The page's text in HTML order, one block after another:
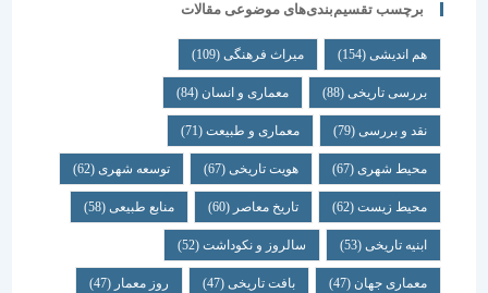
برچسب تقسیم‌بندی‌های موضوعی مقالات
هم اندیشی (154) میراث فرهنگی (109)
بررسی تاریخی (88) معماری و انسان (84)
نقد و بررسی (79) معماری و طبیعت (71)
محیط شهری(67) هویت تاریخی(67) توسعه شهری(62)
محیط زیست(62) تاریخ معاصر(60) منابع طبیعی(58)
ابنیه تاریخی(53) سالروز و نکوداشت(52)
معماری جهان (47) بافت تاریخی(47) روز معمار(47)